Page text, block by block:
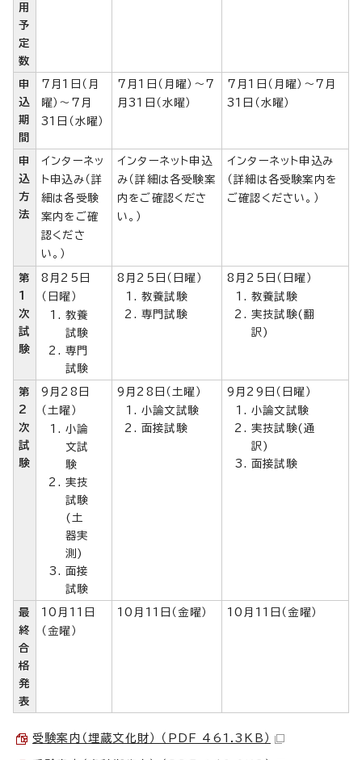
用
予
定
数
申
込
期
間
7月1日（月
曜）～7月
31日（水曜）
7月1日（月曜）～7
月31日（水曜）
7月1日（月曜）～7月
31日（水曜）
申
込
方
法
インターネッ
ト申込み（詳
細は各受験
案内をご確
認くださ
い。）
インターネット申込
み（詳細は各受験案
内をご確認くださ
い。）
インターネット申込み
（詳細は各受験案内を
ご確認ください。）
第
1
次
試
験
8月25日
（日曜）
教養
試験
専門
試験
8月25日（日曜）
教養試験
専門試験
8月25日（日曜）
教養試験
実技試験(翻
訳)
第
2
次
試
験
9月28日
（土曜）
小論
文試
験
実技
試験
(土
器実
測)
面接
試験
9月28日（土曜）
小論文試験
面接試験
9月29日（日曜）
小論文試験
実技試験(通
訳)
面接試験
最
終
合
格
発
表
10月11日
（金曜）
10月11日（金曜） 10月11日（金曜）
受験案内（埋蔵文化財） （PDF 461.3KB）